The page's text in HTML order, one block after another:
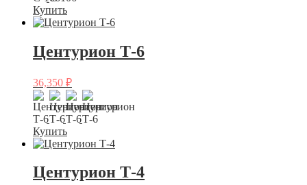
Купить
Центурион Т-6
36,350 ₽
Купить
Центурион Т-4